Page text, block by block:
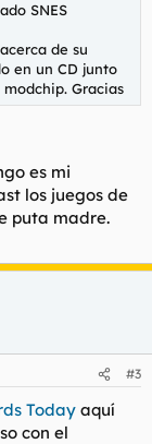
SNES
de su
en un CD junto
Gracias
es mi
los juegos de
puta madre.
#3
Today aquí
con el